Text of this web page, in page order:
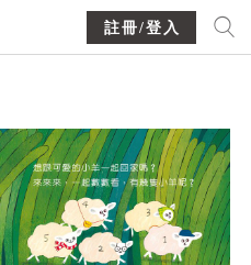
註冊/登入